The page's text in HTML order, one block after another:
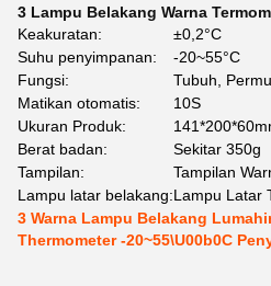
3 Lampu Belakang Warna
Keakuratan:
±0,2°C
Suhu penyimpanan:
-20~55°C
Fungsi:
Tubuh,
Matikan otomatis:
10S
Ukuran Produk:
Berat badan:
Sekitar 350g
Tampilan:
Tampilan
Lampu latar belakang:Lampu Latar
3 Warna Lampu Belakang
Thermometer -20~55\U00b0C